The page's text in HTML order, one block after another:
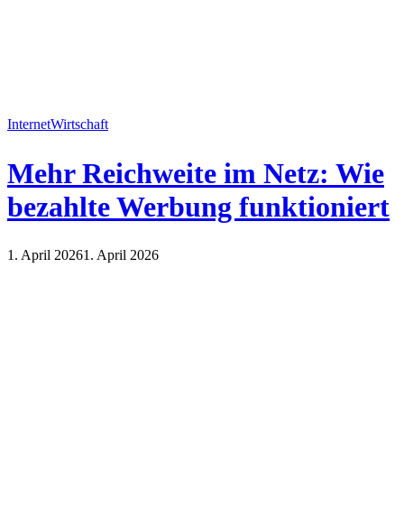
InternetWirtschaft
Mehr Reichweite im Netz: Wie
bezahlte Werbung funktioniert
1. April 20261. April 2026